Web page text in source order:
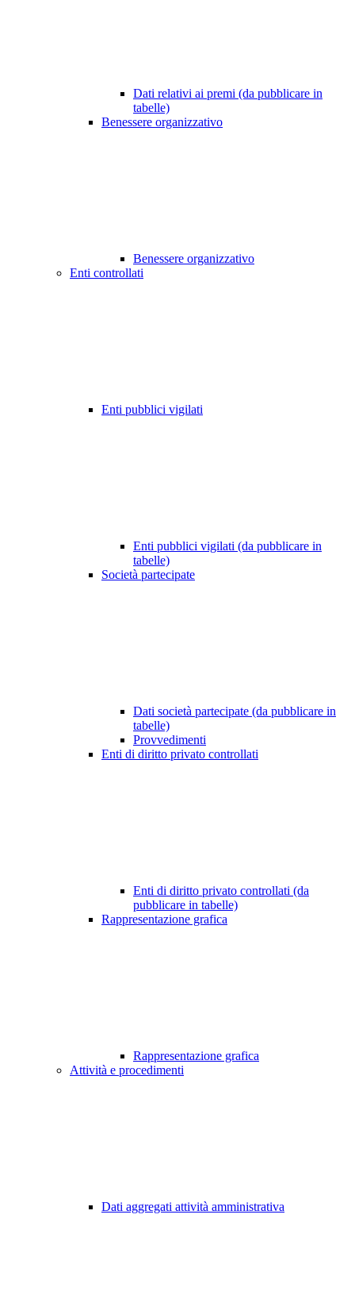
Dati relativi ai premi (da pubblicare in
tabelle)
Benessere organizzativo
Benessere organizzativo
Enti controllati
Enti pubblici vigilati
Enti pubblici vigilati (da pubblicare in
tabelle)
Società partecipate
Dati società partecipate (da pubblicare in
tabelle)
Provvedimenti
Enti di diritto privato controllati
Enti di diritto privato controllati (da
pubblicare in tabelle)
Rappresentazione grafica
Rappresentazione grafica
Attività e procedimenti
Dati aggregati attività amministrativa